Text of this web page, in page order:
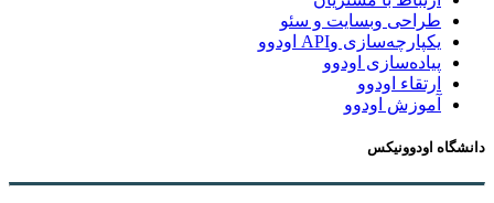
طراحی وبسایت و سئو
یکپارچه‌سازی وAPI اودوو
پیاده‌سازی اودوو
ارتقاء اودوو
آموزش اودوو
اودوونیکس